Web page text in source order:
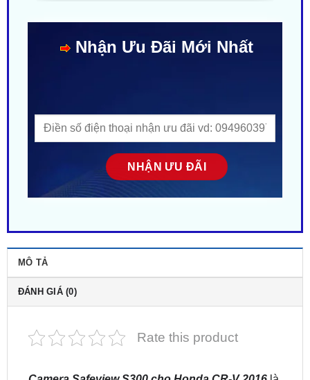
ĐÁNH GIÁ (0)
Camera Safeview S300 cho Honda CR-V 2016
ưu cho xe SUV với nhiều tính năng thông minh,